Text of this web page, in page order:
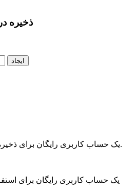
ذخیره
ایجاد
یک حساب کاربری رایگان برای ذخیره آیتم‌های محبوب ایجاد کنید.
یک حساب کاربری رایگان برای